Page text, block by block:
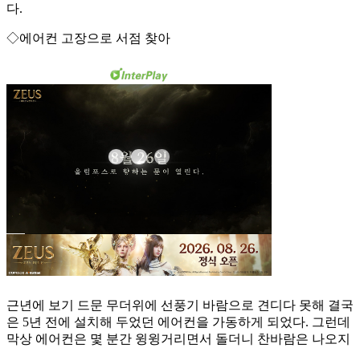
다.
◇에어컨 고장으로 서점 찾아
근년에 보기 드문 무더위에 선풍기 바람으로 견디다 못해 결국
은 5년 전에 설치해 두었던 에어컨을 가동하게 되었다. 그런데
막상 에어컨은 몇 분간 윙윙거리면서 돌더니 찬바람은 나오지